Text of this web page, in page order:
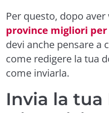
Per questo, dopo
province migliori
devi anche pensare a
come redigere la tua
come inviarla.
Invia la tua